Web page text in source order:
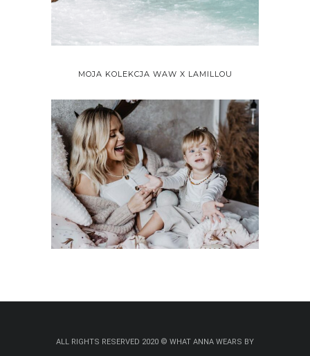
MOJA KOLEKCJA WAW X LAMILLOU
ALL RIGHTS RESERVED 2020 © WHAT ANNA WEARS BY